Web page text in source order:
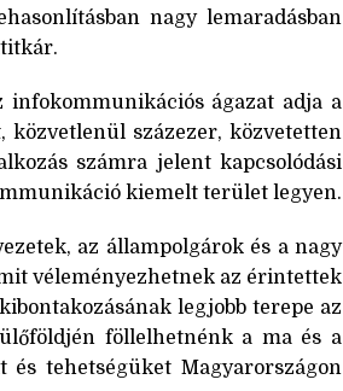
nagy lemaradásban
ágazat adja a
közvetlenül százezer, közvetetten
számra jelent kapcsolódási
kiemelt terület legyen.
az állampolgárok és a nagy
véleményezhetnek az érintettek
legjobb terepe az
föllelhetnénk a ma és a
tehetségüket Magyarországon